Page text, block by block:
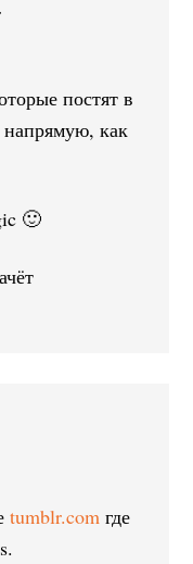
постят в
как
🙂
tumblr.comгде